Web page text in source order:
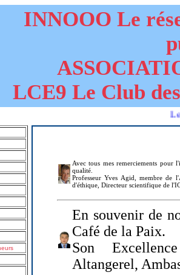
INNOOO Le
LCE9 Le Club
Le livre de
Avec tous mes remerciements pour
qualité.
Professeur Yves Agid, membre de
d'éthique, Directeur scientifique de
En souvenir de
Café de la Paix.
Son
Altangerel,